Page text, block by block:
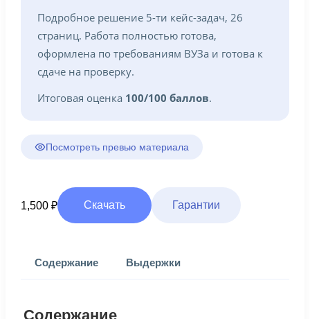
Подробное решение 5-ти кейс-задач, 26
страниц. Работа полностью готова,
оформлена по требованиям ВУЗа и готова к
сдаче на проверку.
Итоговая оценка 100/100 баллов.
Посмотреть превью материала
1,500 ₽ Скачать Гарантии
Содержание Выдержки
Содержание